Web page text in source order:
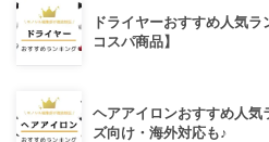
ドライヤーおすすめ人気
コスパ商品】
ヘアアイロンおすすめ人
ズ向け・海外対応も♪